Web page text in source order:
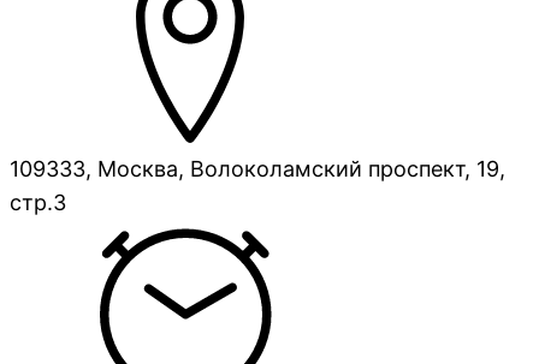
109333, Москва, Волоколамский проспект, 19,
стр.3